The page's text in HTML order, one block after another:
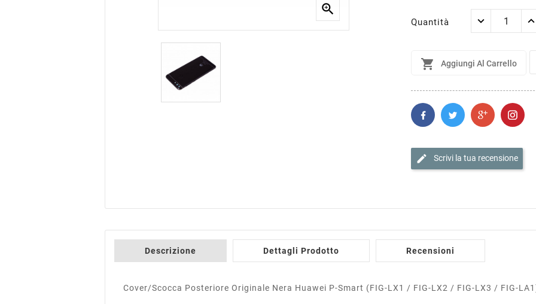

Quantità
 Aggiungi Al Carrello
edit Scrivi la tua recensione
Descrizione Dettagli Prodotto Recensioni
Cover/Scocca Posteriore Originale Nera Huawei P-Smart (FIG-LX1 / FIG-LX2 / FIG-LX3 / FIG-